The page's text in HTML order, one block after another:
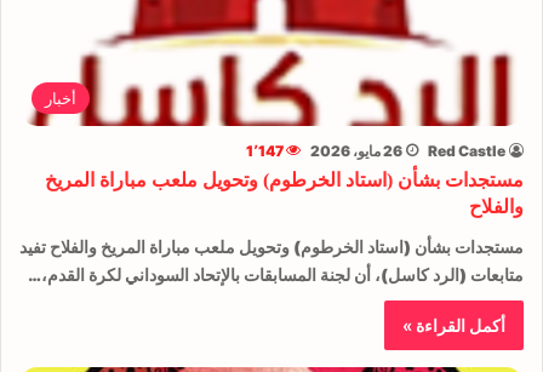
أخبار
Red Castle 26 مايو، 2026 1٬147
مستجدات بشأن (استاد الخرطوم) وتحويل ملعب مباراة المريخ
والفلاح
مستجدات بشأن (استاد الخرطوم) وتحويل ملعب مباراة المريخ والفلاح تفيد
متابعات (الرد كاسل)، أن لجنة المسابقات بالإتحاد السوداني لكرة القدم،…
أكمل القراءة »